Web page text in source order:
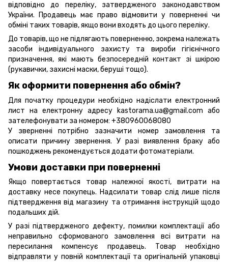
відповідно до переліку, затвердженого законодавством
України. Продавець має право відмовити у поверненні чи
обміні таких товарів, якщо вони входять до цього переліку.
До товарів, що не підлягають поверненню, зокрема належать
засоби індивідуального захисту та вироби гігієнічного
призначення, які мають безпосередній контакт зі шкірою
(рукавички, захисні маски, беруші тощо).
Як оформити повернення або обмін?
Для початку процедури необхідно надіслати електронний
лист на електронну адресу kastorama.ua@gmail.com або
зателефонувати за номером: +380960068080
У зверненні потрібно зазначити номер замовлення та
описати причину звернення. У разі виявлення браку або
пошкоджень рекомендується додати фотоматеріали.
Умови доставки при поверненні
Якщо повертається товар належної якості, витрати на
доставку несе покупець. Надсилати товар слід лише після
підтвердження від магазину та отримання інструкцій щодо
подальших дій.
У разі підтвердженого дефекту, помилки комплектації або
неправильно сформованого замовлення всі витрати на
пересилання компенсує продавець. Товар необхідно
відправляти у повній комплектації та оригінальній упаковці